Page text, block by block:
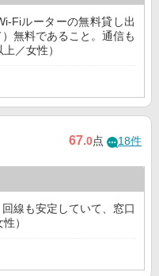
Fiルーターの無料貸し出
無料であること。通信も
／女性）
67.0点 18件
線も安定していて、窓口
）